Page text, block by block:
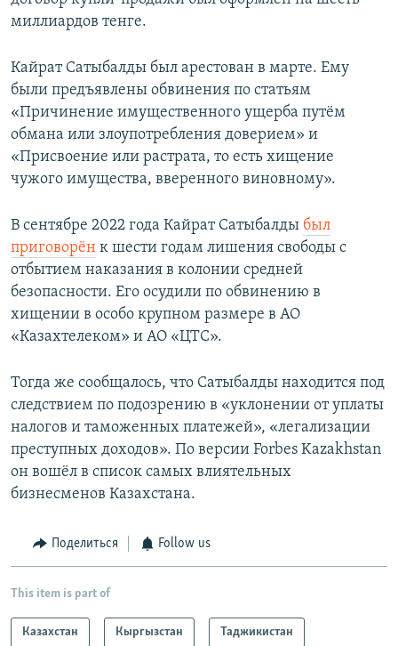
миллиардов тенге.
Кайрат Сатыбалды был арестован в марте. Ему
были предъявлены обвинения по статьям
«Причинение имущественного ущерба путём
обмана или злоупотребления доверием» и
«Присвоение или растрата, то есть хищение
чужого имущества, вверенного виновному».
В сентябре 2022 года Кайрат Сатыбалды был
приговорён к шести годам лишения свободы с
отбытием наказания в колонии средней
безопасности. Его осудили по обвинению в
хищении в особо крупном размере в АО
«Казахтелеком» и АО «ЦТС».
Тогда же сообщалось, что Сатыбалды находится под
следствием по подозрению в «уклонении от уплаты
налогов и таможенных платежей», «легализации
преступных доходов». По версии Forbes Kazakhstan
он вошёл в список самых влиятельных
бизнесменов Казахстана.
Поделиться Follow us
This item is part of
Казахстан Кыргызстан Таджикистан